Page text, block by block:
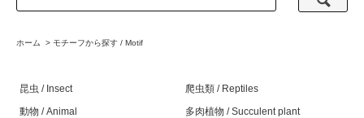
ホーム > モチーフから探す / Motif
昆虫 / Insect
爬虫類 / Reptiles
動物 / Animal
多肉植物 / Succulent plant